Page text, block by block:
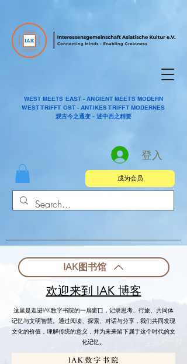
WEST MEETS EAST - ANCIENT MEETS MODERN
WEST TRIFFT OST - ANTIKES TRIFFT MODERNES
观古今之通变 - 述中西之精要
登入
成为会员
IAK图书馆
欢迎来到 IAK 博客
这里是走进IAK数字书院的一扇窗口，记录思考、行旅、共同体
记忆与文明智慧。通过阅读、探索、对话与分享，我们共同发现
文化的价值，理解传统的意义，并为未来留下属于这个时代的文
化记忆。